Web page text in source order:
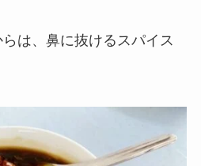
は、鼻に抜けるスパイス